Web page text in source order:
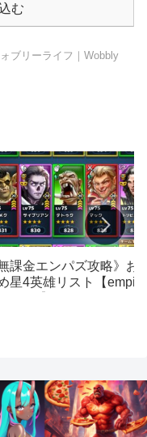
む
ブリーライフ｜Wobbly
無課金エンパズ攻略》お
星4英雄リスト【